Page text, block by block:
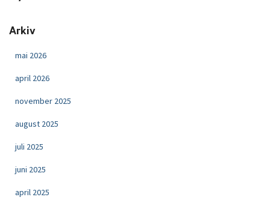
Arkiv
mai 2026
april 2026
november 2025
august 2025
juli 2025
juni 2025
april 2025